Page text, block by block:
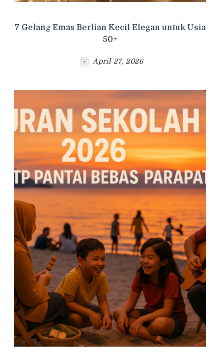
7 Gelang Emas Berlian Kecil Elegan untuk Usia
50+
April 27, 2026